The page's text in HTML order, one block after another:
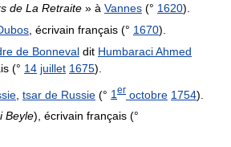
de La Retraite » à Vannes (° 1620).
, écrivain français (° 1670).
de Bonneval dit Humbaraci Ahmed
(° 14 juillet 1675).
tsar de Russie (° 1er octobre 1754).
Beyle), écrivain français (°